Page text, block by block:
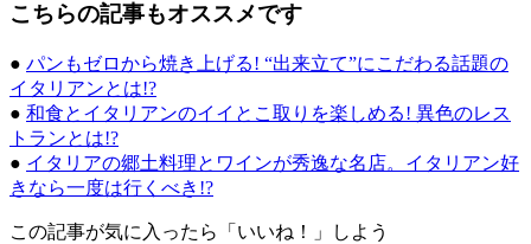
こちらの記事もオススメです
● パンもゼロから焼き上げる! “出来立て”にこだわる話題の
イタリアンとは!?
● 和食とイタリアンのイイとこ取りを楽しめる! 異色のレス
トランとは!?
● イタリアの郷土料理とワインが秀逸な名店。イタリアン好
きなら一度は行くべき!?
この記事が気に入ったら「いいね！」しよう